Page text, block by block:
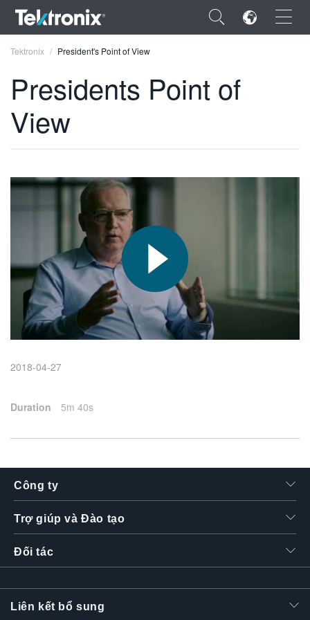
×
ENGLISH
DEUTSCH
VIỆT NAM
简体中文
日本語
한국어
繁體中文
Tektronix President's Point of View
Presidents Point of
View
2018-04-27
Duration 5m 40s
Công ty
Trợ giúp và Đào tạo
Đối tác
Liên kết bổ sung